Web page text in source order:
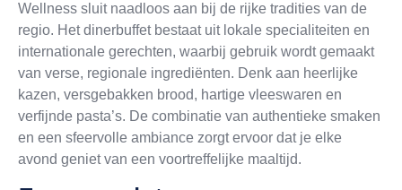
Wellness sluit naadloos aan bij de rijke tradities van de
regio. Het dinerbuffet bestaat uit lokale specialiteiten en
internationale gerechten, waarbij gebruik wordt gemaakt
van verse, regionale ingrediënten. Denk aan heerlijke
kazen, versgebakken brood, hartige vleeswaren en
verfijnde pasta’s. De combinatie van authentieke smaken
en een sfeervolle ambiance zorgt ervoor dat je elke
avond geniet van een voortreffelijke maaltijd.